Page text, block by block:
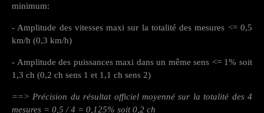
minimum:
- Amplitude des vitesses maxi sur la totalité des mesures <= 0,5
km/h (0,3 km/h)
- Amplitude des puissances maxi dans un même sens <= 1% soit
1,3 ch (0,2 ch sens 1 et 1,1 ch sens 2)
==> Précision du résultat officiel moyenné sur la totalité des 4
mesures = 0,5 / 4 = 0,125% soit 0,2 ch